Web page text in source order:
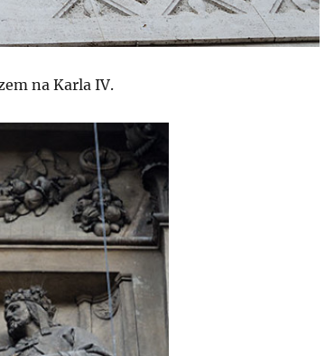
na Karla IV.